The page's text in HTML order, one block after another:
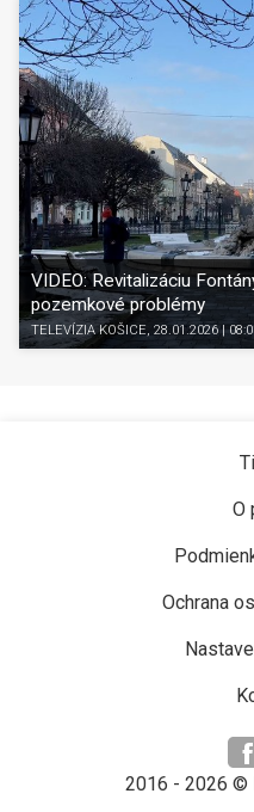
VIDEO: Revitalizáciu
pozemkové problémy
TELEVÍZIA KOŠICE, 28.01.2026 |
O
Ochrana
2016 - 2026 ©